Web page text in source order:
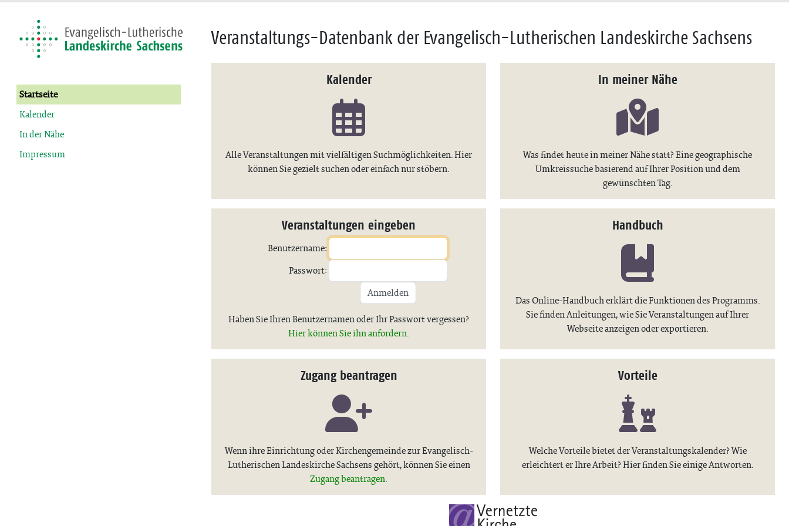
Startseite
Kalender
In der Nähe
Impressum
Veranstaltungs-Datenbank der Evangelisch-Lutherischen Landeskirche Sachsens
Kalender
Alle Veranstaltungen mit vielfältigen Suchmöglichkeiten. Hier
können Sie gezielt suchen oder einfach nur stöbern.
In meiner Nähe
Was findet heute in meiner Nähe statt? Eine geographische
Umkreissuche basierend auf Ihrer Position und dem
gewünschten Tag.
Veranstaltungen eingeben
Benutzername:
Passwort:
Anmelden
Haben Sie Ihren Benutzernamen oder Ihr Passwort vergessen?
Hier können Sie ihn anfordern.
Handbuch
Das Online-Handbuch erklärt die Funktionen des Programms.
Sie finden Anleitungen, wie Sie Veranstaltungen auf Ihrer
Webseite anzeigen oder exportieren.
Zugang beantragen
Wenn ihre Einrichtung oder Kirchengemeinde zur Evangelisch-
Lutherischen Landeskirche Sachsens gehört, können Sie einen
Zugang beantragen.
Vorteile
Welche Vorteile bietet der Veranstaltungskalender? Wie
erleichtert er Ihre Arbeit? Hier finden Sie einige Antworten.